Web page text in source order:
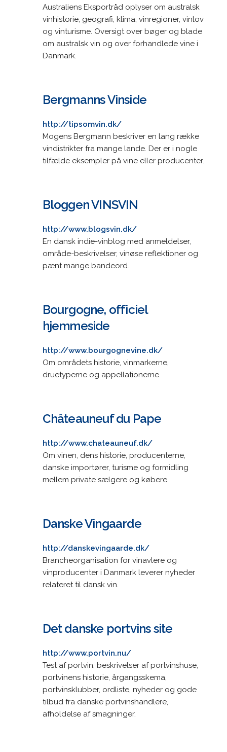
Australiens Eksportråd oplyser om australsk
vinhistorie, geografi, klima, vinregioner, vinlov
og vinturisme. Oversigt over bøger og blade
om australsk vin og over forhandlede vine i
Danmark.
Bergmanns Vinside
http://tipsomvin.dk/
Mogens Bergmann beskriver en lang række
vindistrikter fra mange lande. Der er i nogle
tilfælde eksempler på vine eller producenter.
Bloggen VINSVIN
http://www.blogsvin.dk/
En dansk indie-vinblog med anmeldelser,
område-beskrivelser, vinøse reflektioner og
pænt mange bandeord.
Bourgogne, officiel
hjemmeside
http://www.bourgognevine.dk/
Om områdets historie, vinmarkerne,
druetyperne og appellationerne.
Châteauneuf du Pape
http://www.chateauneuf.dk/
Om vinen, dens historie, producenterne,
danske importører, turisme og formidling
mellem private sælgere og købere.
Danske Vingaarde
http://danskevingaarde.dk/
Brancheorganisation for vinavlere og
vinproducenter i Danmark leverer nyheder
relateret til dansk vin.
Det danske portvins site
http://www.portvin.nu/
Test af portvin, beskrivelser af portvinshuse,
portvinens historie, årgangsskema,
portvinsklubber, ordliste, nyheder og gode
tilbud fra danske portvinshandlere,
afholdelse af smagninger.